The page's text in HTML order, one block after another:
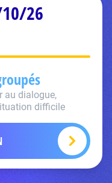
26
au dialogue,
difficile